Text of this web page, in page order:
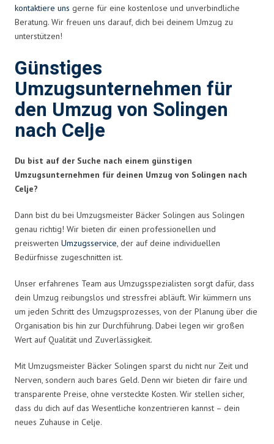
kontaktiere uns gerne für eine kostenlose und unverbindliche
Beratung. Wir freuen uns darauf, dich bei deinem Umzug zu
unterstützen!
Günstiges
Umzugsunternehmen für
den Umzug von Solingen
nach Celje
Du bist auf der Suche nach einem günstigen
Umzugsunternehmen für deinen Umzug von Solingen nach
Celje?
Dann bist du bei Umzugsmeister Bäcker Solingen aus Solingen
genau richtig! Wir bieten dir einen professionellen und
preiswerten Umzugsservice, der auf deine individuellen
Bedürfnisse zugeschnitten ist.
Unser erfahrenes Team aus Umzugsspezialisten sorgt dafür, dass
dein Umzug reibungslos und stressfrei abläuft. Wir kümmern uns
um jeden Schritt des Umzugsprozesses, von der Planung über die
Organisation bis hin zur Durchführung. Dabei legen wir großen
Wert auf Qualität und Zuverlässigkeit.
Mit Umzugsmeister Bäcker Solingen sparst du nicht nur Zeit und
Nerven, sondern auch bares Geld. Denn wir bieten dir faire und
transparente Preise, ohne versteckte Kosten. Wir stellen sicher,
dass du dich auf das Wesentliche konzentrieren kannst – dein
neues Zuhause in Celje.